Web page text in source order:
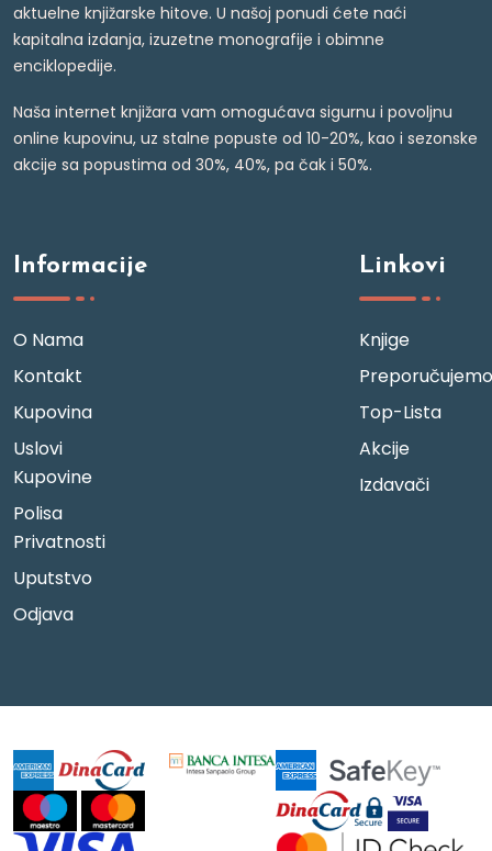
aktuelne knjižarske hitove. U našoj ponudi ćete naći
kapitalna izdanja, izuzetne monografije i obimne
enciklopedije.
Naša internet knjižara vam omogućava sigurnu i povoljnu
online kupovinu, uz stalne popuste od 10-20%, kao i sezonske
akcije sa popustima od 30%, 40%, pa čak i 50%.
Informacije
O Nama
Kontakt
Kupovina
Uslovi
Kupovine
Polisa
Privatnosti
Uputstvo
Odjava
Linkovi
Knjige
Preporučujemo
Top-Lista
Akcije
Izdavači